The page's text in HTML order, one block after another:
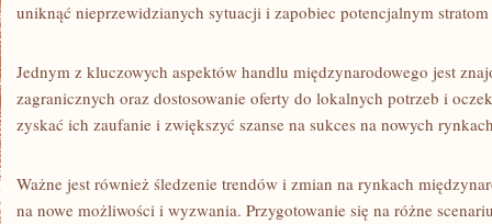
uniknąć nieprzewidzianych sytuacji i zapobiec ⁢potencjalnym⁢
Jednym ⁤z ⁣kluczowych aspektów ‌handlu międzynarodowego jest
zagranicznych‍ oraz‌ dostosowanie oferty ​do lokalnych potrzeb i
zyskać ich ⁣zaufanie⁤ i ⁢zwiększyć szanse na sukces na nowych
Ważne jest również śledzenie trendów i⁣ zmian na rynkach‌
na nowe możliwości i⁢ wyzwania.​ Przygotowanie się ⁣na⁤ różne